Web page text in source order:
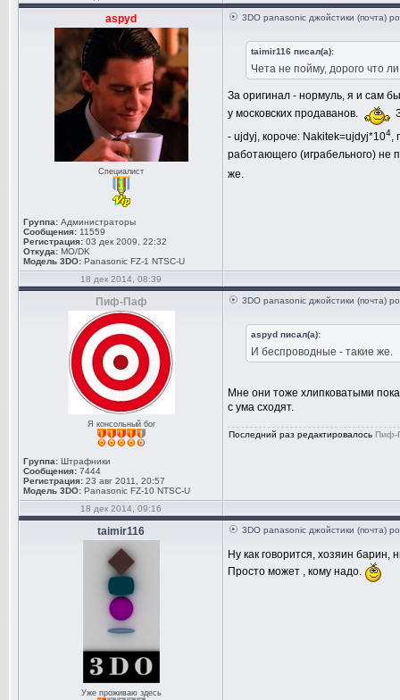
aspyd
Специалист
Группа: Администраторы
Сообщения: 11559
Регистрация: 03 дек 2009, 22:32
Откуда: MO/DK
Модель 3DO: Panasonic FZ-1 NTSC-U
3DO panasonic джойстики (почта)
taimir116 писал(а):
Чета не пойму, дорого что ли
За оригинал - нормуль, я и сам
у московских продаванов.
- ujdyj, короче: Nakitek=ujdyj*104,
работающего (играбельного) не
же.
18 дек 2014, 08:39
Пиф-Паф
Я консольный бог
Группа: Штрафники
Сообщения: 7444
Регистрация: 23 авг 2011, 20:57
Модель 3DO: Panasonic FZ-10 NTSC-U
3DO panasonic джойстики (почта)
aspyd писал(а):
И беспроводные - такие же.
Мне они тоже хлипковатыми
с ума сходят.
Последний раз редактировалось Пиф-
18 дек 2014, 09:16
taimir116
Уже проживаю здесь
3DO panasonic джойстики (почта)
Ну как говорится, хозяин
Просто может , кому надо.